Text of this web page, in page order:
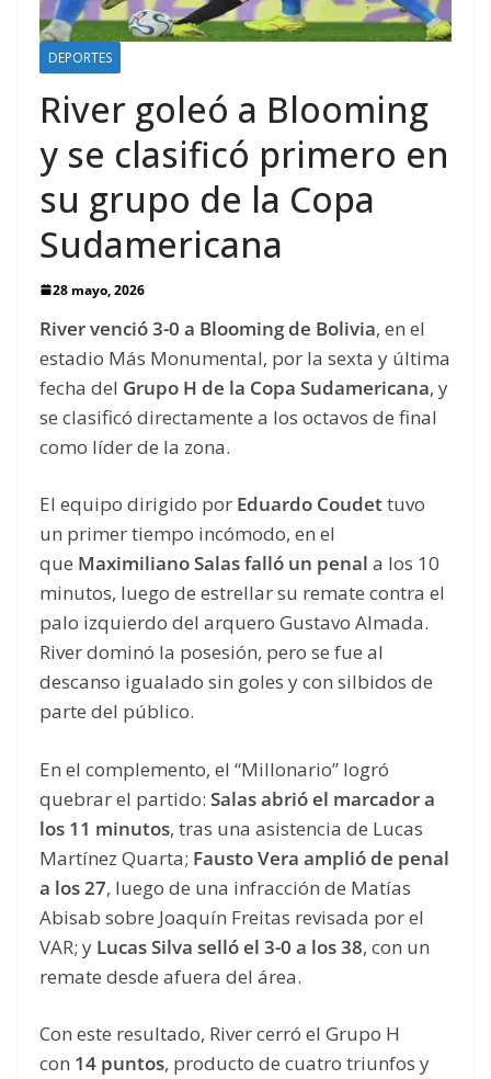
DEPORTES
River goleó a Blooming
y se clasificó primero en
su grupo de la Copa
Sudamericana
28 mayo, 2026
River venció 3-0 a Blooming de Bolivia, en el
estadio Más Monumental, por la sexta y última
fecha del Grupo H de la Copa Sudamericana, y
se clasificó directamente a los octavos de final
como líder de la zona.
El equipo dirigido por Eduardo Coudettuvo
un primer tiempo incómodo, en el
que Maximiliano Salas falló un penal a los 10
minutos, luego de estrellar su remate contra el
palo izquierdo del arquero Gustavo Almada.
River dominó la posesión, pero se fue al
descanso igualado sin goles y con silbidos de
parte del público.
En el complemento, el “Millonario” logró
quebrar el partido: Salas abrió el marcador a
los 11 minutos, tras una asistencia de Lucas
Martínez Quarta; Fausto Vera amplió de penal
a los 27, luego de una infracción de Matías
Abisab sobre Joaquín Freitas revisada por el
VAR; y Lucas Silva selló el 3-0 a los 38, con un
remate desde afuera del área.
Con este resultado, River cerró el Grupo H
con 14 puntos, producto de cuatro triunfos y